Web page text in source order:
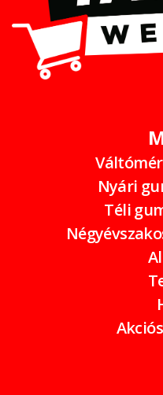
Nyári
Téli